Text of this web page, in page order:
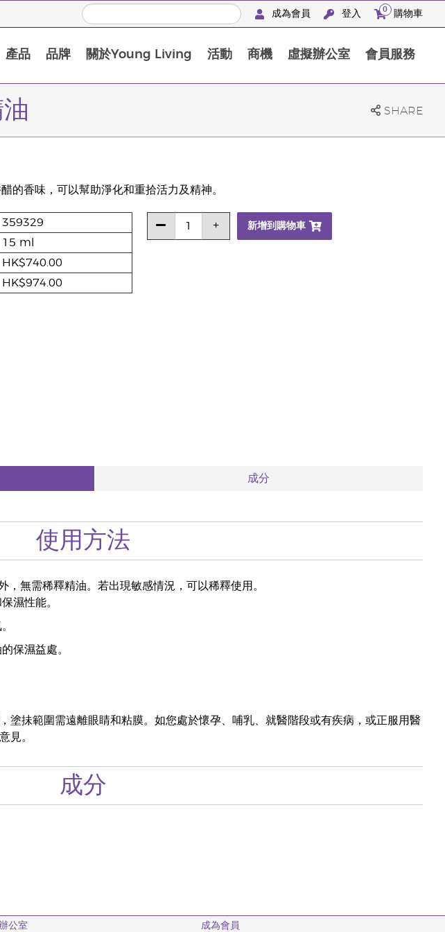
成為會員 登入 0 購物車
產品 品牌 關於Young Living 活動 商機 虛擬辦公室 會員服務
SHARE
的香味，可以幫助淨化和重拾活力及精神。
359329
15 ml
HK$740.00
HK$974.00
新增到購物車
成分
使用方法
無需稀釋精油。若出現敏感情況，可以稀釋使用。
濕性能。
保濕益處。
塗抺範圍需遠離眼睛和粘膜。如您處於懷孕、哺乳、就醫階段或有疾病，或正服用醫
見。
成分
公室 成為會員